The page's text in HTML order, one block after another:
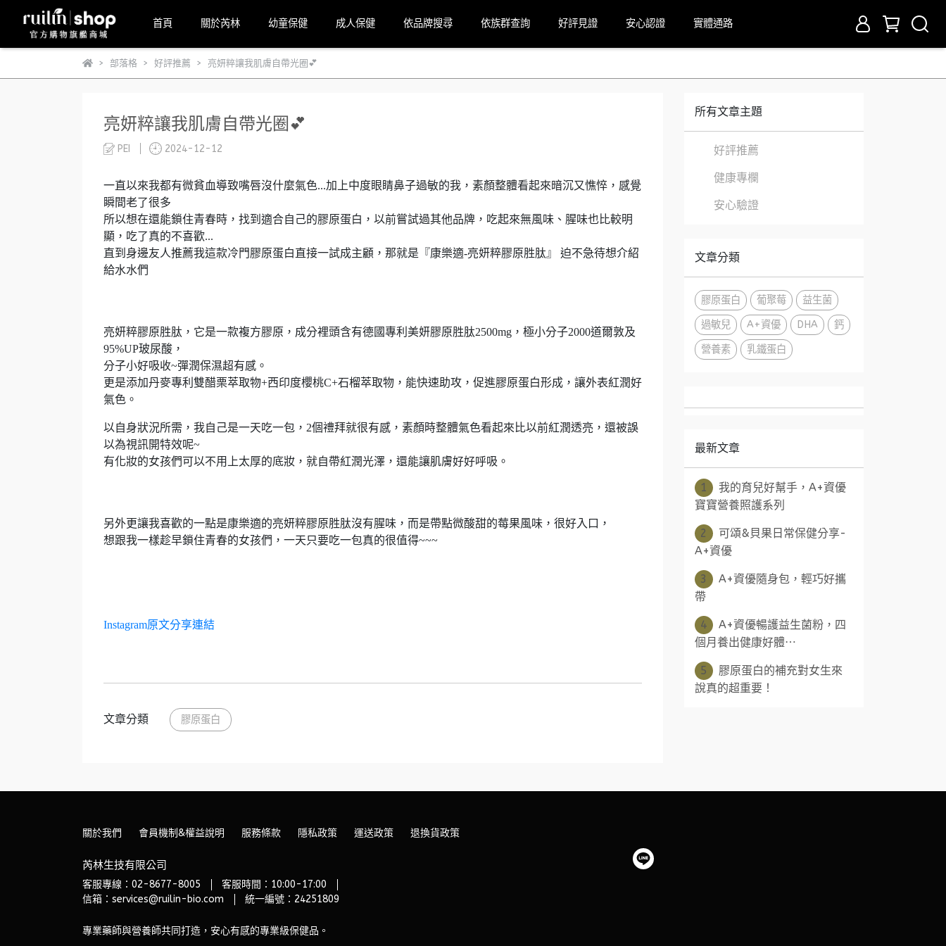
首頁 關於芮林 幼童保健 成人保健 依品牌搜尋 依族群查詢 好評見證 安心認證 實體通路
部落格 好評推薦 亮妍粹讓我肌膚自帶光圈💕
亮妍粹讓我肌膚自帶光圈💕
PEI 2024-12-12
一直以來我都有微貧血導致嘴唇沒什麼氣色...加上中度眼睛鼻子過敏的我，素顏整體看起來暗沉又憔悴，感覺
瞬間老了很多
所以想在還能鎖住青春時，找到適合自己的膠原蛋白，以前嘗試過其他品牌，吃起來無風味、腥味也比較明
顯，吃了真的不喜歡...
直到身邊友人推薦我這款冷門膠原蛋白直接一試成主顧，那就是『康樂適-亮妍粹膠原胜肽』 迫不急待想介紹
給水水們
亮妍粹膠原胜肽，它是一款複方膠原，成分裡頭含有德國專利美妍膠原胜肽2500mg，極小分子2000道爾敦及
95%UP玻尿酸，
分子小好吸收~彈潤保濕超有感。
更是添加丹麥專利雙醋栗萃取物+西印度櫻桃C+石榴萃取物，能快速助攻，促進膠原蛋白形成，讓外表紅潤好
氣色。
以自身狀況所需，我自己是一天吃一包，2個禮拜就很有感，素顏時整體氣色看起來比以前紅潤透亮，還被誤
以為視訊開特效呢~
有化妝的女孩們可以不用上太厚的底妝，就自帶紅潤光澤，還能讓肌膚好好呼吸。
另外更讓我喜歡的一點是康樂適的亮妍粹膠原胜肽沒有腥味，而是帶點微酸甜的莓果風味，很好入口，
想跟我一樣趁早鎖住青春的女孩們，一天只要吃一包真的很值得~~~
Instagram原文分享連結
文章分類 膠原蛋白
所有文章主題
好評推薦
健康專欄
安心驗證
文章分類
膠原蛋白 葡聚莓 益生菌
過敏兒 A+資優 DHA 鈣
營養素 乳鐵蛋白
最新文章
1
我的育兒好幫手，A+資優
寶寶營養照護系列
2
可頌&貝果日常保健分享-
A+資優
3
A+資優隨身包，輕巧好攜
帶
4
A+資優暢護益生菌粉，四
個月養出健康好體⋯
5
膠原蛋白的補充對女生來
說真的超重要！
關於我們 會員機制&權益說明 服務條款 隱私政策 運送政策 退換貨政策
芮林生技有限公司
客服專線：02-8677-8005
客服時間：10:00-17:00
信箱：services@ruilin-bio.com
統一編號：24251809
專業藥師與營養師共同打造，安心有感的專業級保健品。